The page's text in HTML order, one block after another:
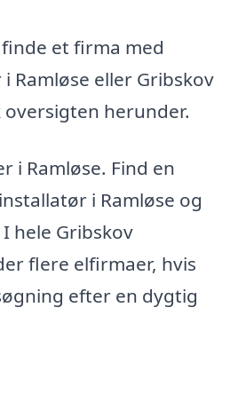
et firma med
Ramløse eller Gribskov
herunder.
i Ramløse. Find en
i Ramløse og
hele Gribskov
flere elfirmaer, hvis
efter en dygtig